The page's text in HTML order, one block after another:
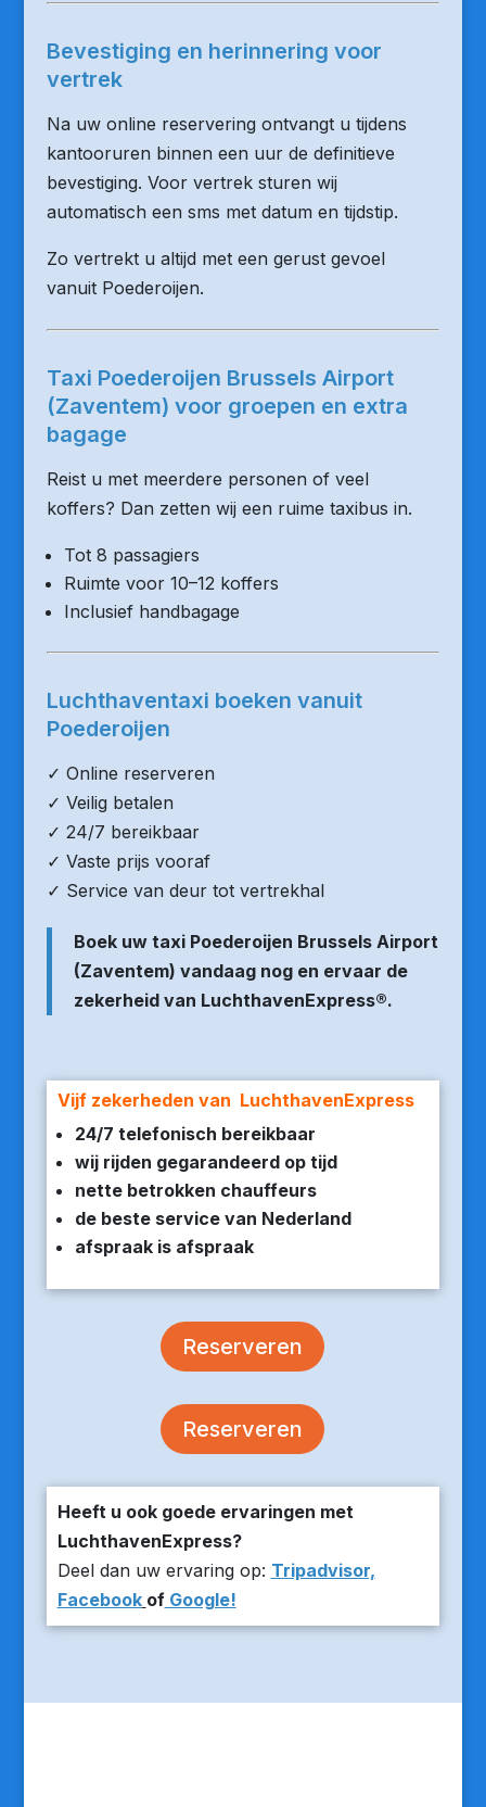
Bevestiging en herinnering voor
vertrek
Na uw online reservering ontvangt u tijdens
kantooruren binnen een uur de definitieve
bevestiging. Voor vertrek sturen wij
automatisch een sms met datum en tijdstip.
Zo vertrekt u altijd met een gerust gevoel
vanuit Poederoijen.
Taxi Poederoijen Brussels Airport
(Zaventem) voor groepen en extra
bagage
Reist u met meerdere personen of veel
koffers? Dan zetten wij een ruime taxibus in.
Tot 8 passagiers
Ruimte voor 10–12 koffers
Inclusief handbagage
Luchthaventaxi boeken vanuit
Poederoijen
✓ Online reserveren
✓ Veilig betalen
✓ 24/7 bereikbaar
✓ Vaste prijs vooraf
✓ Service van deur tot vertrekhal
Boek uw taxi Poederoijen Brussels Airport
(Zaventem) vandaag nog en ervaar de
zekerheid van LuchthavenExpress®.
Vijf zekerheden van LuchthavenExpress
24/7 telefonisch bereikbaar
wij rijden gegarandeerd op tijd
nette betrokken chauffeurs
de beste service van Nederland
afspraak is afspraak
Reserveren
Reserveren
Heeft u ook goede ervaringen met
LuchthavenExpress?
Deel dan uw ervaring op: Tripadvisor,
Facebook ofGoogle!